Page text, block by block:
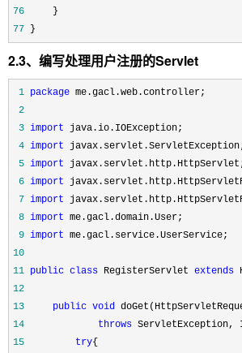
76
77 }
2.3、编写处理用户注册的Servlet
1 package
2
3 import
4 import
5 import
6 import
7 import
8 import
9 import
10
11 public class RegisterServlet extends
12
13
public void
14
throws
15
try